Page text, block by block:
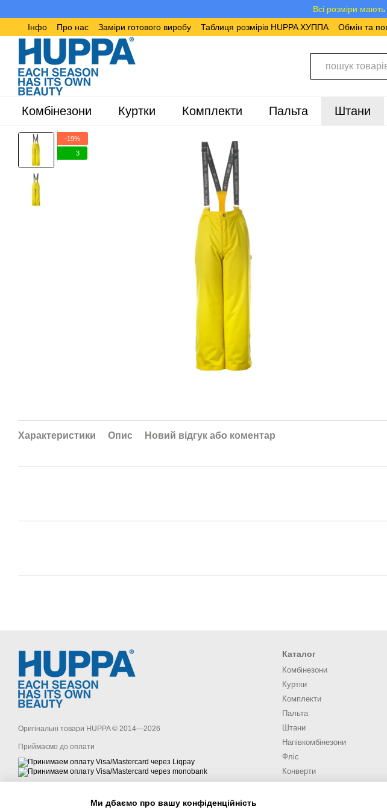
Всі розміри мають
Інфо
Про нас Заміри готового виробу Таблиця розмірів HUPPA ХУППА Обмін та
Комбінезони Куртки Комплекти Пальта Штани
−19%
3
Характеристики Опис Новий відгук або коментар
Оригінальні товари HUPPA © 2014—2026
Приймаємо до оплати
Каталог
Комбінезони
Куртки
Комплекти
Пальта
Штани
Напівкомбінезони
Фліс
Конверти
Ми дбаємо про вашу конфіденційність